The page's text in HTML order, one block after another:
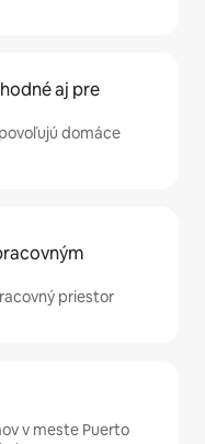
aj pre
domáce
priestor
v meste Puerto